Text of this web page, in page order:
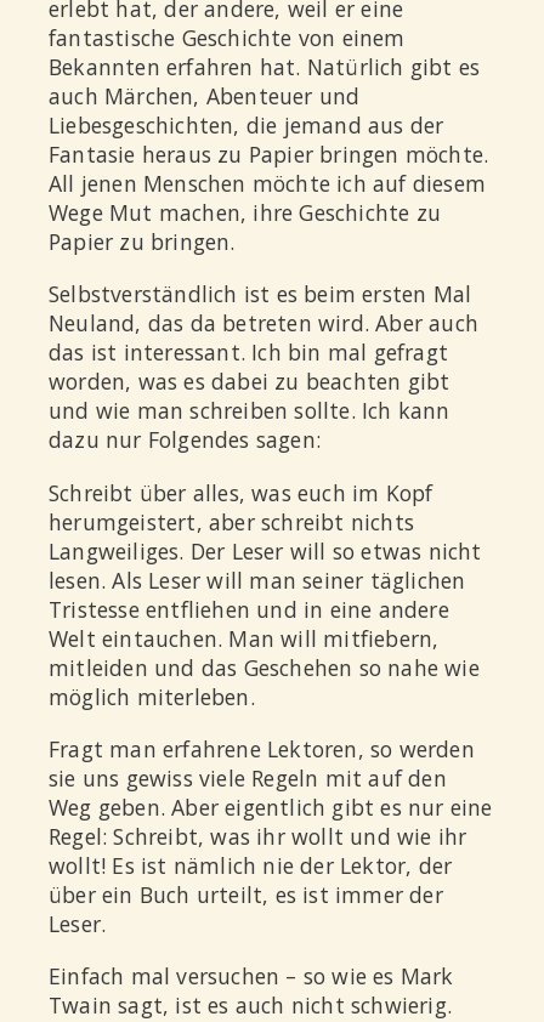
erlebt hat, der andere, weil er eine
fantastische Geschichte von einem
Bekannten erfahren hat. Natürlich gibt es
auch Märchen, Abenteuer und
Liebesgeschichten, die jemand aus der
Fantasie heraus zu Papier bringen möchte.
All jenen Menschen möchte ich auf diesem
Wege Mut machen, ihre Geschichte zu
Papier zu bringen.
Selbstverständlich ist es beim ersten Mal
Neuland, das da betreten wird. Aber auch
das ist interessant. Ich bin mal gefragt
worden, was es dabei zu beachten gibt
und wie man schreiben sollte. Ich kann
dazu nur Folgendes sagen:
Schreibt über alles, was euch im Kopf
herumgeistert, aber schreibt nichts
Langweiliges. Der Leser will so etwas nicht
lesen. Als Leser will man seiner täglichen
Tristesse entfliehen und in eine andere
Welt eintauchen. Man will mitfiebern,
mitleiden und das Geschehen so nahe wie
möglich miterleben.
Fragt man erfahrene Lektoren, so werden
sie uns gewiss viele Regeln mit auf den
Weg geben. Aber eigentlich gibt es nur eine
Regel: Schreibt, was ihr wollt und wie ihr
wollt! Es ist nämlich nie der Lektor, der
über ein Buch urteilt, es ist immer der
Leser.
Einfach mal versuchen – so wie es Mark
Twain sagt, ist es auch nicht schwierig.